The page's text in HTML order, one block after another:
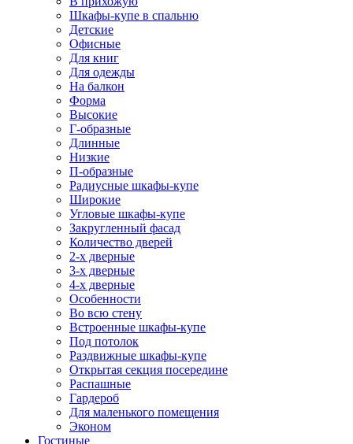
Шкафы-купе в спальню
Детские
Офисные
Для книг
Для одежды
На балкон
Форма
Высокие
Г-образные
Длинные
Низкие
П-образные
Радиусные шкафы-купе
Широкие
Угловые шкафы-купе
Закругленный фасад
Количество дверей
2-х дверные
3-х дверные
4-х дверные
Особенности
Во всю стену
Встроенные шкафы-купе
Под потолок
Раздвижные шкафы-купе
Открытая секция посередине
Распашные
Гардероб
Для маленького помещения
Эконом
Гостиные